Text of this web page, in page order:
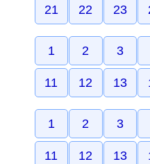
21 22 23
1 2 3
11 12 13
1 2 3
11 12 13